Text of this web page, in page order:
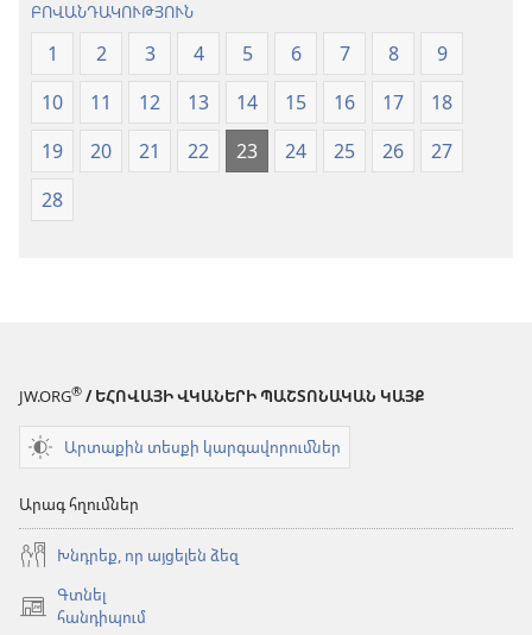
ԲՈՎԱՆԴԱԿՈՒԹՅՈՒՆ
1 2 3 4 5 6 7 8
9
10
11 12 13 14 15 16 17
18
19
20 21 22 23 24 25 26
27
28
JW.ORG® / ԵՀՈՎԱՅԻ ՎԿԱՆԵՐԻ ՊԱՇՏՈՆԱԿԱՆ ԿԱՅՔ
Արտաքին տեսքի կարգավորումներ
Արագ հղումներ
Խնդրեք, որ այցելեն ձեզ
Գտնել
հանդիպում
(բացվում